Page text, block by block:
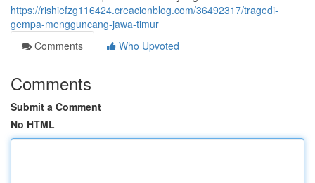
https://rishiefzg116424.creacionblog.com/36492317/tragedi-
gempa-mengguncang-jawa-timur
Comments
Who Upvoted
Comments
Submit a Comment
No HTML